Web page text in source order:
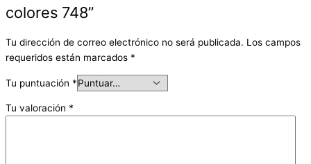
colores 748”
Tu dirección de correo electrónico no será publicada. Los campos
requeridos están marcados *
Tu puntuación *
Tu valoración *